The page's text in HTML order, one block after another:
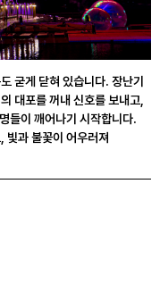
굳게 닫혀 있습니다. 장난기
대포를 꺼내 신호를 보내고,
들이 깨어나기 시작합니다.
빛과 불꽃이 어우러져